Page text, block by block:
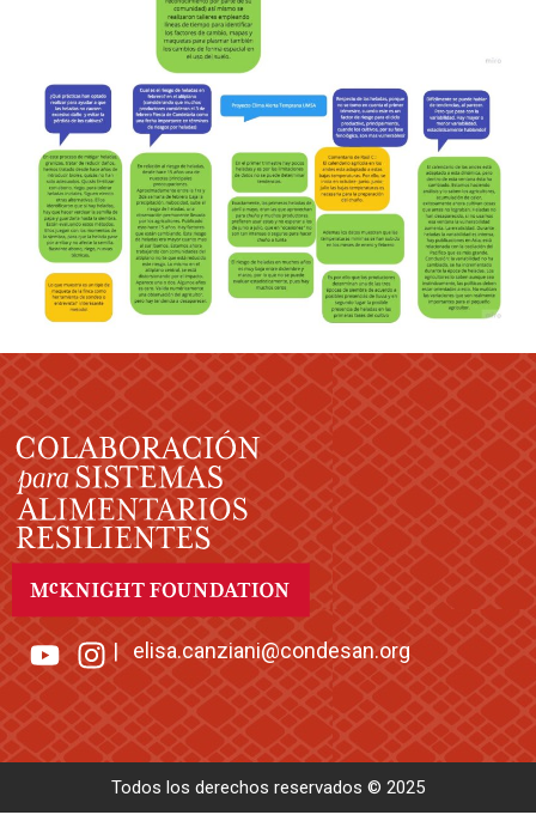
|elisa.canziani@condesan.org
Todos los derechos reservados © 2025